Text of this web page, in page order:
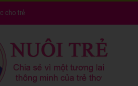
cho trẻ